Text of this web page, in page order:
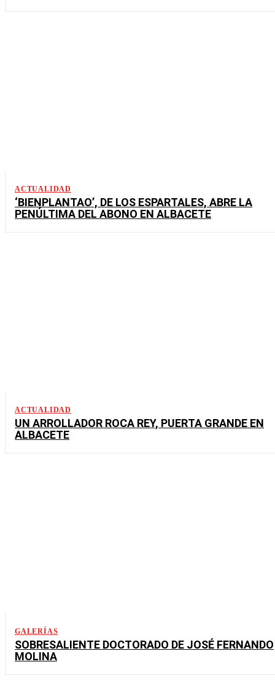
ACTUALIDAD
‘BIENPLANTAO’, DE LOS ESPARTALES, ABRE LA
PENÚLTIMA DEL ABONO EN ALBACETE
ACTUALIDAD
UN ARROLLADOR ROCA REY, PUERTA GRANDE EN
ALBACETE
GALERÍAS
SOBRESALIENTE DOCTORADO DE JOSÉ FERNANDO
MOLINA